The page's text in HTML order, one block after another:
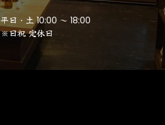
平日・土 10:00 ～ 18:00
※日祝 定休日